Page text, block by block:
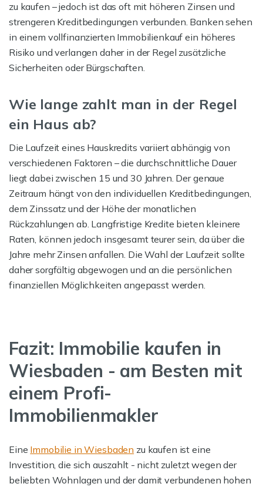
zu kaufen – jedoch ist das oft mit höheren Zinsen und
strengeren Kreditbedingungen verbunden. Banken sehen
in einem vollfinanzierten Immobilienkauf ein höheres
Risiko und verlangen daher in der Regel zusätzliche
Sicherheiten oder Bürgschaften.
Wie lange zahlt man in der Regel
ein Haus ab?
Die Laufzeit eines Hauskredits variiert abhängig von
verschiedenen Faktoren – die durchschnittliche Dauer
liegt dabei zwischen 15 und 30 Jahren. Der genaue
Zeitraum hängt von den individuellen Kreditbedingungen,
dem Zinssatz und der Höhe der monatlichen
Rückzahlungen ab. Langfristige Kredite bieten kleinere
Raten, können jedoch insgesamt teurer sein, da über die
Jahre mehr Zinsen anfallen. Die Wahl der Laufzeit sollte
daher sorgfältig abgewogen und an die persönlichen
finanziellen Möglichkeiten angepasst werden.
Fazit: Immobilie kaufen in
Wiesbaden - am Besten mit
einem Profi-
Immobilienmakler
Eine Immobilie in Wiesbaden zu kaufen ist eine
Investition, die sich auszahlt - nicht zuletzt wegen der
beliebten Wohnlagen und der damit verbundenen hohen